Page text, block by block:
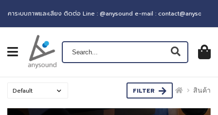
ระบบภาพและเสียง ติดต่อ Line : @anysound e-mail : contact@anysound.co
เปิดเมนู ตะกร้
0฿
FILTER สินค้า